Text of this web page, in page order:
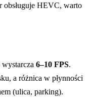
obsługuje HEVC, warto
6–10 FPS.
a różnica w płynności
(ulica, parking).